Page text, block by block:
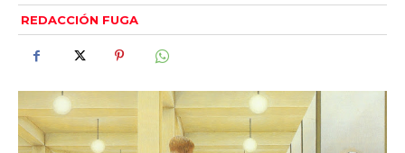
REDACCIÓN FUGA